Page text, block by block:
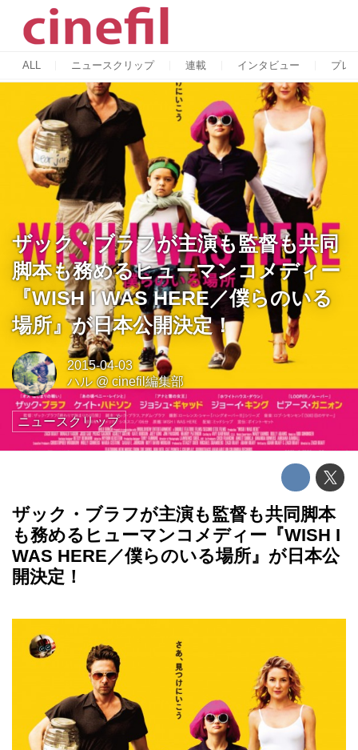
ALL ニュースクリップ 連載 インタビュー プレ
ザック・ブラフが主演も監督も共同
脚本も務めるヒューマンコメディー
『WISH I WAS HERE／僕らのいる
場所』が日本公開決定！
2015-04-03
ハル@cinefil編集部
ニュースクリップ
ザック・ブラフが主演も監督も共同脚本
も務めるヒューマンコメディー『WISH I
WAS HERE／僕らのいる場所』が日本公
開決定！